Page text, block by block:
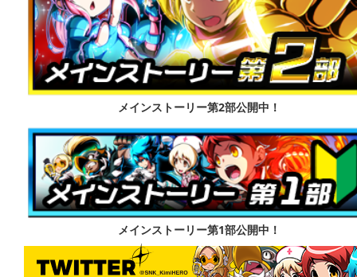
メインストーリー第2部公開中！
メインストーリー第1部公開中！